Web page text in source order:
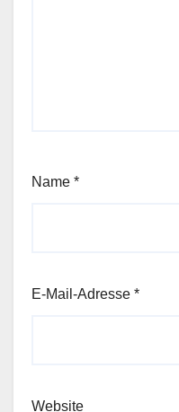
Name *
E-Mail-Adresse *
Website